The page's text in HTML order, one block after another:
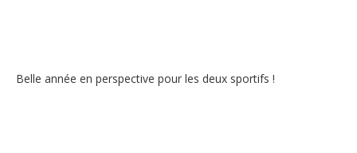
Belle année en perspective pour les deux sportifs !